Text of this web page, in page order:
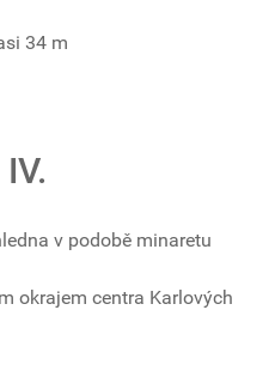
34 m
v podobě minaretu
okrajem centra Karlových